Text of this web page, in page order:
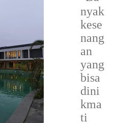
nyak
kese
nang
an
yang
bisa
dini
kma
ti